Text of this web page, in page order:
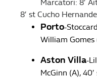
Marcatori: 8′
8′ st Cucho
Porto-
William Gomes
Aston Villa-
McGinn (A),